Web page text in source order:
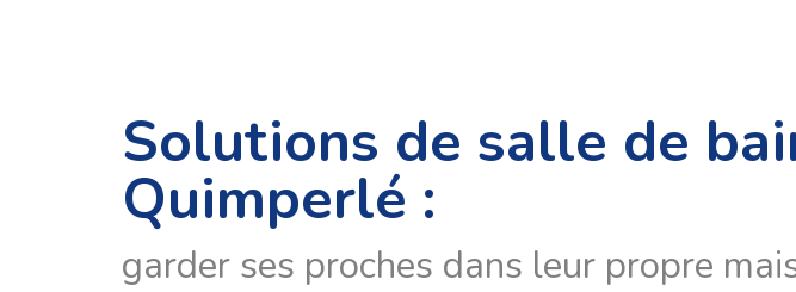
Solutions de salle de
Quimperlé :
garder ses proches dans leur propre